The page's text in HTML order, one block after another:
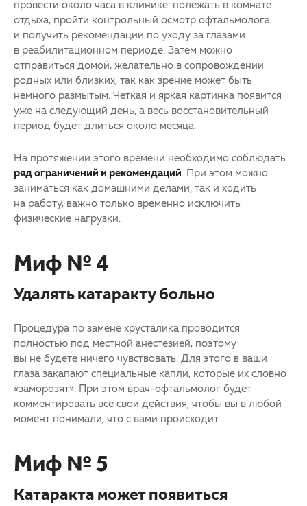
провести около часа в клинике: полежать в комнате
отдыха, пройти контрольный осмотр офтальмолога
и получить рекомендации по уходу за глазами
в реабилитационном периоде. Затем можно
отправиться домой, желательно в сопровождении
родных или близких, так как зрение может быть
немного размытым. Четкая и яркая картинка появится
уже на следующий день, а весь восстановительный
период будет длиться около месяца.
На протяжении этого времени необходимо соблюдать
ряд ограничений и рекомендаций . При этом можно
заниматься как домашними делами, так и ходить
на работу, важно только временно исключить
физические нагрузки.
Миф № 4
Удалять катаракту больно
Процедура по замене хрусталика проводится
полностью под местной анестезией, поэтому
вы не будете ничего чувствовать. Для этого в ваши
глаза закапают специальные капли, которые их словно
«заморозят». При этом врач-офтальмолог будет
комментировать все свои действия, чтобы вы в любой
момент понимали, что с вами происходит.
Миф № 5
Катаракта может появиться